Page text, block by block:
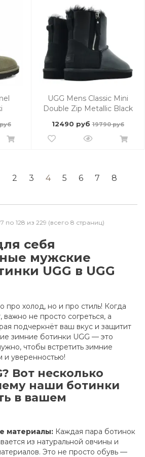
UGG Mens Classic Mini
Double Zip Metallic Black
12490 руб 19790 руб
2 3 4 5 6 7
8
по 128 из 229 (всего 8 страниц)
себя
мужские
UGG в UGG
про холод, но и про стиль! Когда
важно не просто согреться, а
подчеркнёт ваш вкус и защитит
зимние ботинки UGG — это
чтобы встретить зимние
и уверенностью!
Вот несколько
наши ботинки
в вашем
материалы: Каждая пара ботинок
из натуральной овчины и
Это не просто обувь —